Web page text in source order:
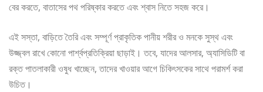
বের করতে, বাতাসের পথ পরিষ্কার করতে এবং শ্বাস নিতে সহজ করে।
এই সস্তা, বাড়িতে তৈরি এবং সম্পূর্ণ প্রাকৃতিক পানীয় শরীর ও মনকে সুস্থ এবং
উজ্জ্বল রাখে কোনো পার্শ্বপ্রতিক্রিয়া ছাড়াই। তবে, যাদের আলসার, অ্যাসিডিটি বা
রক্ত পাতলাকারী ওষুধ খাচ্ছেন, তাদের খাওয়ার আগে চিকিৎসকের সাথে পরামর্শ করা
উচিত।